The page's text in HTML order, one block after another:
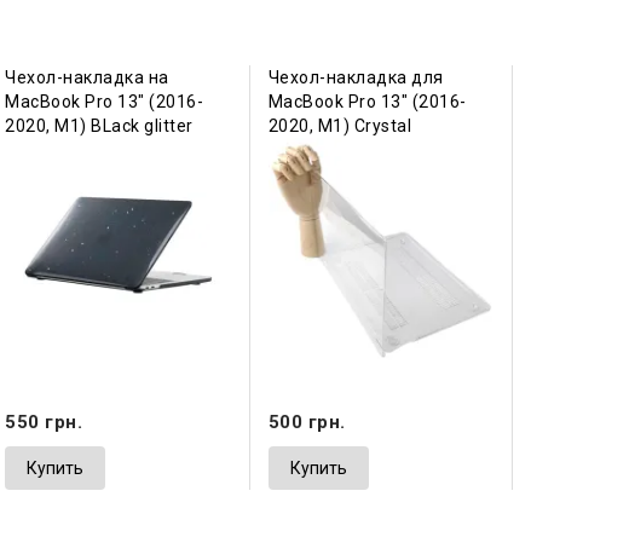
Чехол-накладка на
MacBook Pro 13" (2016-
2020, М1) BLack glitter
550 грн.
Купить
Чехол-накладка для
MacBook Pro 13" (2016-
2020, М1) Crystal
500 грн.
Купить